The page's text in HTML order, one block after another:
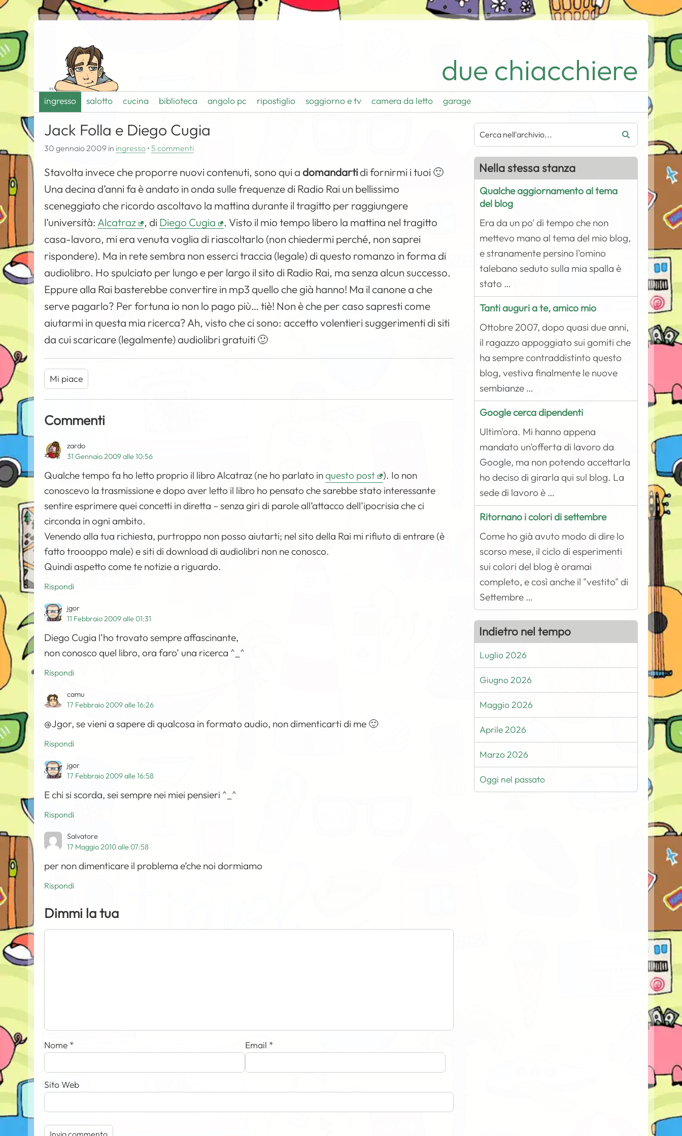
due chiacchiere
ingresso salotto cucina biblioteca angolo pc ripostiglio soggiorno e tv camera da letto garage
Jack Folla e Diego Cugia
30 gennaio 2009 in ingresso • 5 commenti
Stavolta invece che proporre nuovi contenuti, sono qui a domandartidi fornirmi i tuoi 🙂
Una decina d’anni fa è andato in onda sulle frequenze di Radio Rai un bellissimo
sceneggiato che ricordo ascoltavo la mattina durante il tragitto per raggiungere
l’università: Alcatraz , di Diego Cugia
. Visto il mio tempo libero la mattina nel tragitto
casa-lavoro, mi era venuta voglia di riascoltarlo (non chiedermi perché, non saprei
rispondere). Ma in rete sembra non esserci traccia (legale) di questo romanzo in forma di
audiolibro. Ho spulciato per lungo e per largo il sito di Radio Rai, ma senza alcun successo.
Eppure alla Rai basterebbe convertire in mp3 quello che già hanno! Ma il canone a che
serve pagarlo? Per fortuna io non lo pago più… tiè! Non è che per caso sapresti come
aiutarmi in questa mia ricerca? Ah, visto che ci sono: accetto volentieri suggerimenti di siti
da cui scaricare (legalmente) audiolibri gratuiti 🙂
Mi piace
Commenti
zardo
31 Gennaio 2009 alle 10:56
Qualche tempo fa ho letto proprio il libro Alcatraz (ne ho parlato inquesto post
). Io non
conoscevo la trasmissione e dopo aver letto il libro ho pensato che sarebbe stato interessante
sentire esprimere quei concetti in diretta – senza giri di parole all’attacco dell’ipocrisia che ci
circonda in ogni ambito.
Venendo alla tua richiesta, purtroppo non posso aiutarti; nel sito della Rai mi rifiuto di entrare (è
fatto troooppo male) e siti di download di audiolibri non ne conosco.
Quindi aspetto come te notizie a riguardo.
Rispondi
jgor
11 Febbraio 2009 alle 01:31
Diego Cugia l’ho trovato sempre affascinante,
non conosco quel libro, ora faro’ una ricerca ^_^
Rispondi
camu
17 Febbraio 2009 alle 16:26
@Jgor, se vieni a sapere di qualcosa in formato audio, non dimenticarti di me 🙂
Rispondi
jgor
17 Febbraio 2009 alle 16:58
E chi si scorda, sei sempre nei miei pensieri ^_^
Rispondi
Salvatore
17 Maggio 2010 alle 07:58
per non dimenticare il problema e’che noi dormiamo
Rispondi
Dimmi la tua
Nome * Email *
Sito Web
Nella stessa stanza
Qualche aggiornamento al tema
del blog
Era da un po' di tempo che non
mettevo mano al tema del mio blog,
e stranamente persino l'omino
talebano seduto sulla mia spalla è
stato …
Tanti auguri a te, amico mio
Ottobre 2007, dopo quasi due anni,
il ragazzo appoggiato sui gomiti che
ha sempre contraddistinto questo
blog, vestiva finalmente le nuove
sembianze …
Google cerca dipendenti
Ultim'ora. Mi hanno appena
mandato un'offerta di lavoro da
Google, ma non potendo accettarla
ho deciso di girarla qui sul blog. La
sede di lavoro è …
Ritornano i colori di settembre
Come ho già avuto modo di dire lo
scorso mese, il ciclo di esperimenti
sui colori del blog è oramai
completo, e così anche il "vestito" di
Settembre …
Indietro nel tempo
Luglio 2026
Giugno 2026
Maggio 2026
Aprile 2026
Marzo 2026
Oggi nel passato